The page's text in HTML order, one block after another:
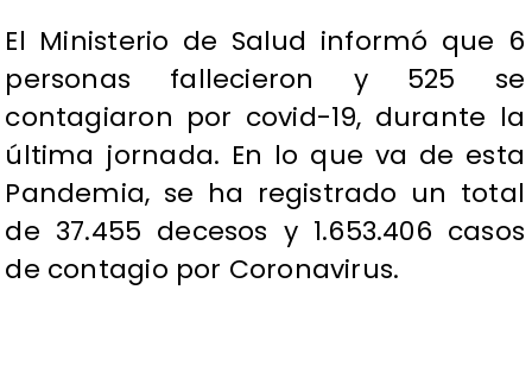
El Ministerio de Salud informó que 6
personas fallecieron y 525 se
contagiaron por covid-19, durante la
última jornada. En lo que va de esta
Pandemia, se ha registrado un total
de 37.455 decesos y 1.653.406 casos
de contagio por Coronavirus.